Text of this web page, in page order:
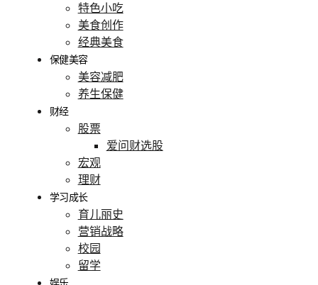
特色小吃
美食创作
经典美食
保健美容
美容减肥
养生保健
财经
股票
爱问财选股
宏观
理财
学习成长
育儿丽史
营销战略
校园
留学